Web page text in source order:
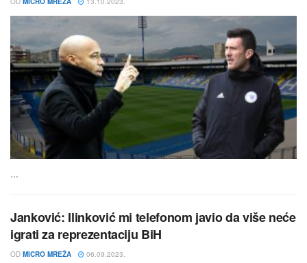
...
Janković: Ilinković mi telefonom javio da više neće
igrati za reprezentaciju BiH
OD MICRO MREŽA 06.09.2023.